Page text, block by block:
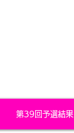
第39回予選結果